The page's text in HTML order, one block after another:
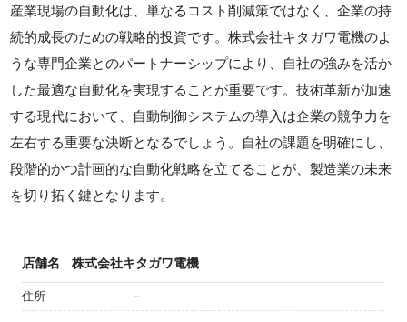
産業現場の自動化は、単なるコスト削減策ではなく、企業の持
続的成長のための戦略的投資です。株式会社キタガワ電機のよ
うな専門企業とのパートナーシップにより、自社の強みを活か
した最適な自動化を実現することが重要です。技術革新が加速
する現代において、自動制御システムの導入は企業の競争力を
左右する重要な決断となるでしょう。自社の課題を明確にし、
段階的かつ計画的な自動化戦略を立てることが、製造業の未来
を切り拓く鍵となります。
店舗名 株式会社キタガワ電機
住所 －